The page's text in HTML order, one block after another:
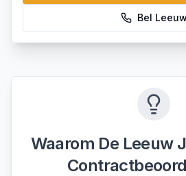
Bel Leeuw
Waarom De Leeuw